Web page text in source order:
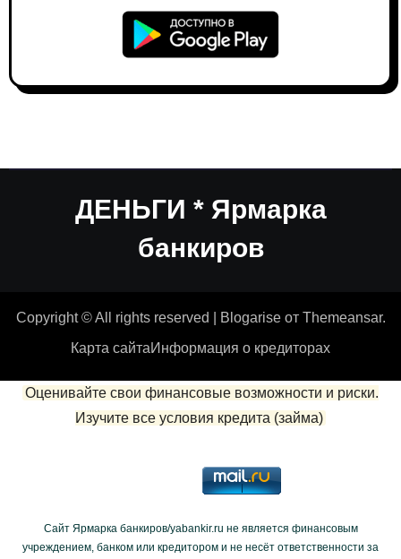
ДЕНЬГИ * Ярмарка
банкиров
Copyright © All rights reserved Blogariseот Themeansar.
Карта сайтаИнформация о кредиторах
Оценивайте свои финансовые возможности и риски.
Изучите все условия кредита (займа)
Сайт Ярмарка банкиров/yabankir.ru не является финансовым
учреждением, банком или кредитором и не несёт ответственности за